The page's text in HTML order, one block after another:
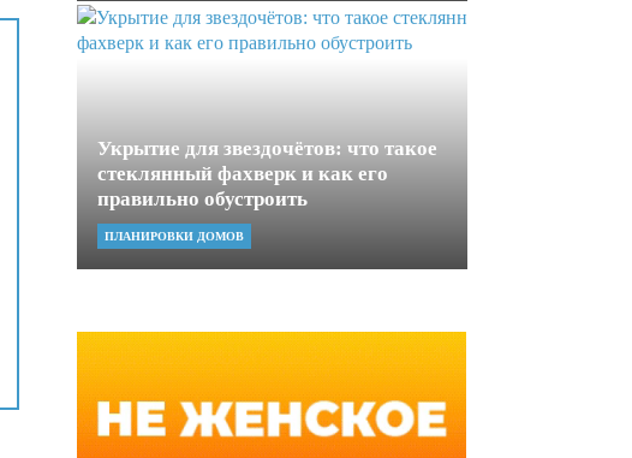
Укрытие для звездочётов: что такое
стеклянный фахверк и как его
правильно обустроить
ПЛАНИРОВКИ ДОМОВ